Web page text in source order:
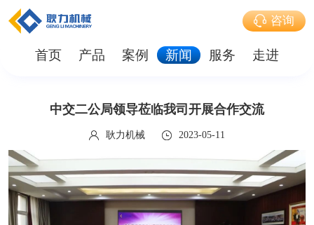
咨询
首页 产品 案例 新闻 服务 走进
中交二公局领导莅临我司开展合作交流
耿力机械 2023-05-11